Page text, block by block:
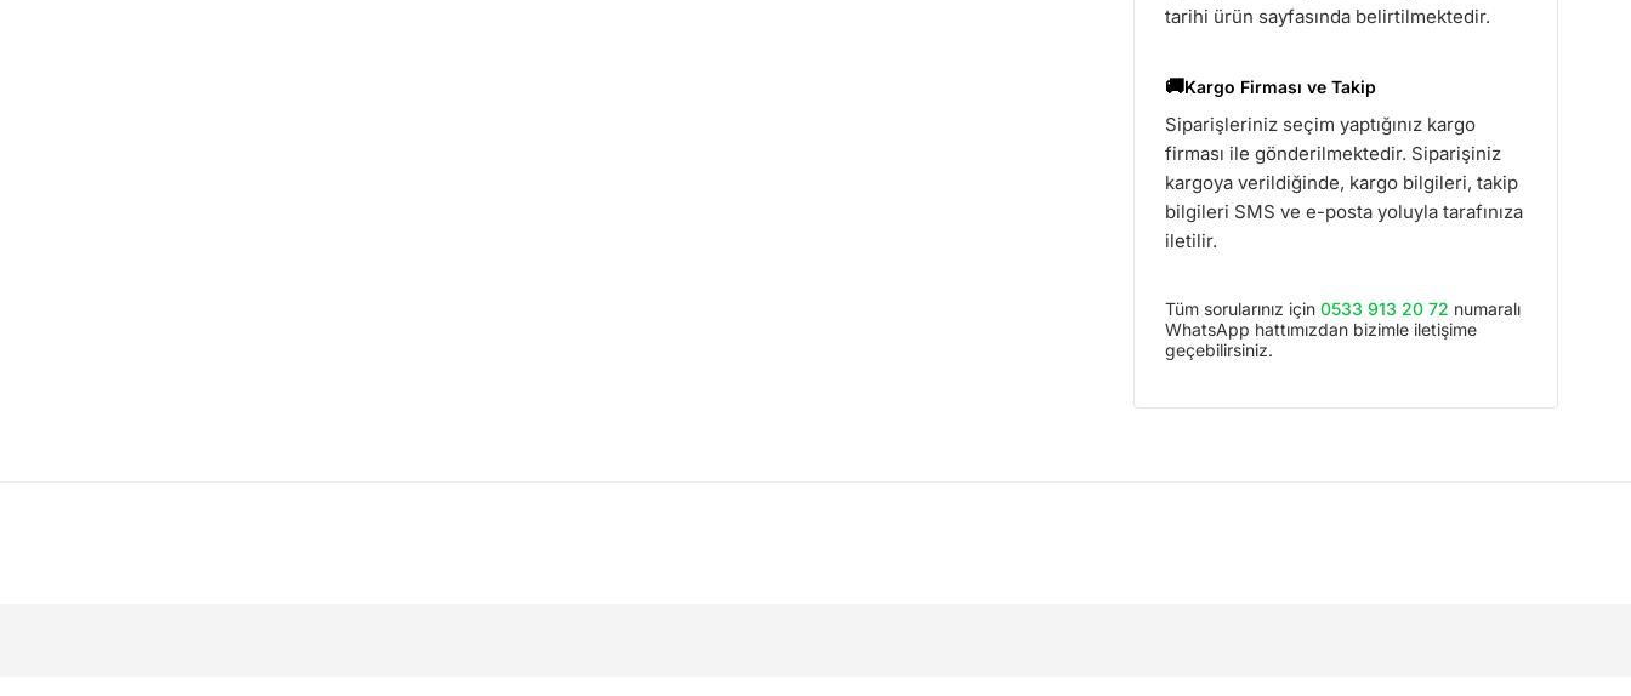
tarihi ürün sayfasında belirtilmektedir.
🚚Kargo Firması ve Takip
Siparişleriniz seçim yaptığınız kargo
firması ile gönderilmektedir. Siparişiniz
kargoya verildiğinde, kargo bilgileri, takip
bilgileri SMS ve e-posta yoluyla tarafınıza
iletilir.
Tüm sorularınız için 0533 913 20 72 numaralı
WhatsApp hattımızdan bizimle iletişime
geçebilirsiniz.